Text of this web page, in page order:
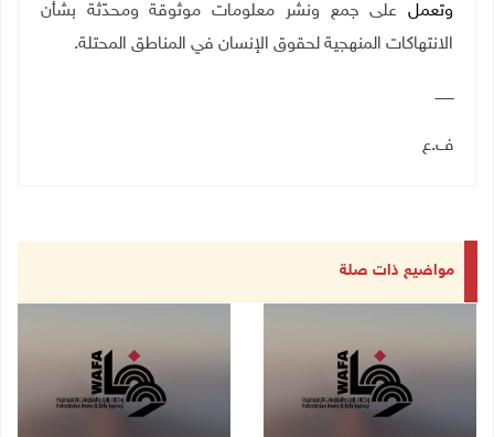
وتعمل على جمع ونشر معلومات موثوقة ومحدّثة بشأن
الانتهاكات المنهجية لحقوق الإنسان في المناطق المحتلة.
ــــــــ
ف.ع
مواضيع ذات صلة